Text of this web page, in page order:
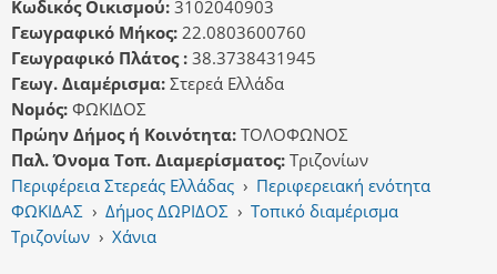
Κωδικός Οικισμού: 3102040903
Γεωγραφικό Μήκος: 22.0803600760
Γεωγραφικό Πλάτος : 38.3738431945
Γεωγ. Διαμέρισμα: Στερεά Ελλάδα
Νομός: ΦΩΚΙΔΟΣ
Πρώην Δήμος ή Κοινότητα: ΤΟΛΟΦΩΝΟΣ
Παλ. Όνομα Τοπ. Διαμερίσματος: Τριζονίων
Περιφέρεια Στερεάς Ελλάδας › Περιφερειακή ενότητα
ΦΩΚΙΔΑΣ › Δήμος ΔΩΡΙΔΟΣ › Τοπικό διαμέρισμα
Τριζονίων › Χάνια